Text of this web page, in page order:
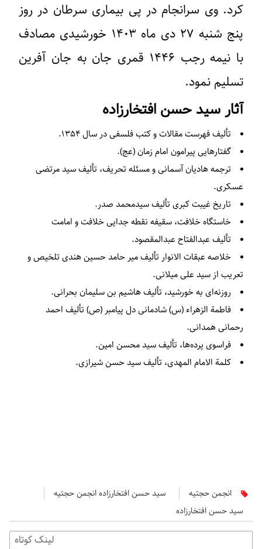
کرد. وی سرانجام در پی بیماری سرطان در روز
پنج شنبه ۲۷ دی ماه ۱۴۰۳ خورشیدی مصادف
با نیمه رجب ۱۴۴۶ قمری جان به جان آفرین
تسلیم نمود.
آثار سید حسن افتخارزاده
تألیف فهرست مقالات و کتب فلسفی در سال ۱۳۵۴.
گفتارهایی پیرامون امام زمان (عج).
ترجمه هادیان آسمانی و مسئله تحریف، تألیف سید مرتضی
عسکری.
تاریخ غیبت کبری تألیف سیدمحمد صدر.
خاستگاه خلافت، سقیفه نقطه جدایی خلافت و امامت
تألیف عبدالفتاح عبدالمقصود.
خلاصه عبقات الانوار تألیف میر حامد حسین هندی تلخیص و
تعریب از سید علی میلانی.
روزنه‌ای به خورشید، تألیف هاشیم بن سلیمان بحرانی.
فاطمة الزهراء (س) شادمانی دل پیامبر (ص) تألیف احمد
رحمانی همدانی.
فراسوی پرده‌ها، تألیف سید محسن امین.
کلمة الامام المهدی، تألیف سید حسن شیرازی.
انجمن حجتیه
سید حسن افتخارزاده انجمن حجتیه
سید حسن افتخارزاده
لینک کوتاه